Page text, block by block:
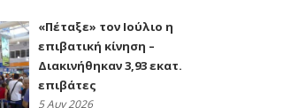
«Πέταξε» τον Ιούλιο η
επιβατική κίνηση –
Διακινήθηκαν 3,93 εκατ.
επιβάτες
5 Αυγ 2026